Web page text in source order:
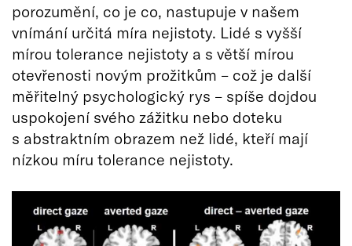
porozumění, co je co, nastupuje v našem
vnímání určitá míra nejistoty. Lidé s vyšší
mírou tolerance nejistoty a s větší mírou
otevřenosti novým prožitkům – což je další
měřitelný psychologický rys – spíše dojdou
uspokojení svého zážitku nebo doteku
s abstraktním obrazem než lidé, kteří mají
nízkou míru tolerance nejistoty.